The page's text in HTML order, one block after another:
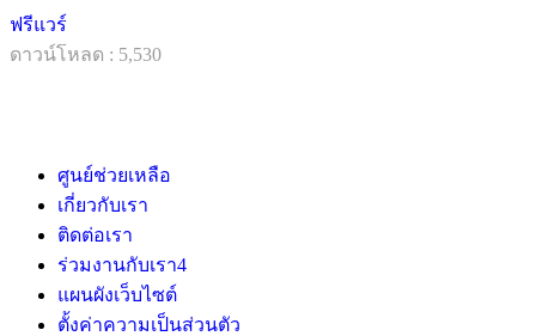
ฟรีแวร์
ดาวน์โหลด : 5,530
ศูนย์ช่วยเหลือ
เกี่ยวกับเรา
ติดต่อเรา
ร่วมงานกับเรา4
แผนผังเว็บไซต์
ตั้งค่าความเป็นส่วนตัว